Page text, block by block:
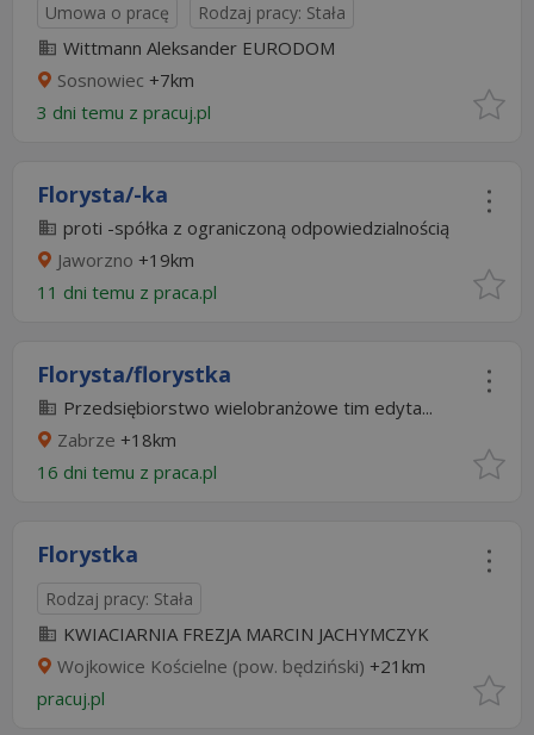
Umowa o pracę Rodzaj pracy: Stała
Wittmann Aleksander EURODOM
Sosnowiec +7km
3 dni temu z pracuj.pl
Florysta/-ka
proti -spółka z ograniczoną odpowiedzialnością
Jaworzno +19km
11 dni temu z praca.pl
Florysta/florystka
Przedsiębiorstwo wielobranżowe tim edyta...
Zabrze +18km
16 dni temu z praca.pl
Florystka
Rodzaj pracy: Stała
KWIACIARNIA FREZJA MARCIN JACHYMCZYK
Wojkowice Kościelne (pow. będziński) +21km
pracuj.pl